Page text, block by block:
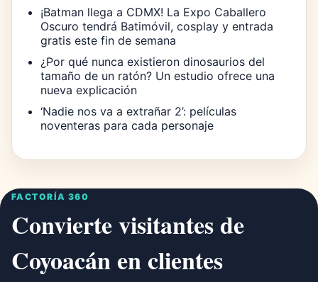
¡Batman llega a CDMX! La Expo Caballero
Oscuro tendrá Batimóvil, cosplay y entrada
gratis este fin de semana
¿Por qué nunca existieron dinosaurios del
tamaño de un ratón? Un estudio ofrece una
nueva explicación
‘Nadie nos va a extrañar 2’: películas
noventeras para cada personaje
FACTORÍA 360
Convierte visitantes de
Coyoacán en clientes